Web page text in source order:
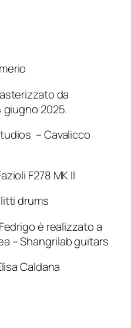
da
giugno 2025.
– Cavalicco
F278 MK II
drums
è realizzato a
– Shangrilab guitars
Caldana